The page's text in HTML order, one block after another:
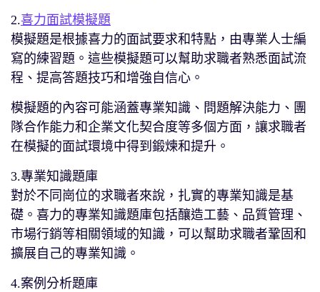
2.喜力面試模擬題
模擬題是根據喜力的面試要求和特點，由專業人士編
寫的練習題。這些模擬題可以幫助求職者熟悉面試流
程、提高答題技巧和增強自信心。
模擬題的內容可能涵蓋專業知識、問題解決能力、團
隊合作能力和企業文化契合度等多個方面，讓求職者
在模擬的面試環境中得到鍛煉和提升。
3.專業知識題庫
對於不同崗位的求職者來說，扎實的專業知識是基
礎。喜力的專業知識題庫包括釀造工藝、品質管理、
市場行銷等相關領域的知識，可以幫助求職者鞏固和
擴展自己的專業知識。
4.案例分析題庫